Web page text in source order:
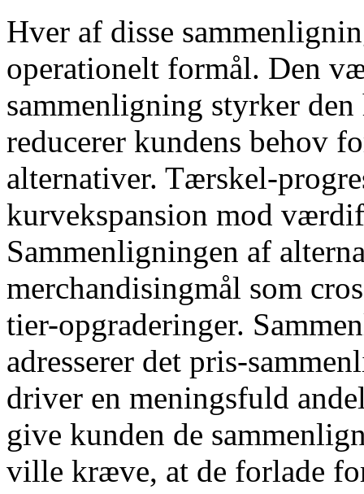
Hver af disse
operationelt formål. Den
sammenligning styrker
reducerer kundens behov
alternativer. Tærskel-
kurvekspansion mod
Sammenligningen af
merchandisingmål som
tier-opgraderinger.
adresserer det pris-
driver en meningsfuld
give kunden de
ville kræve, at de forlade